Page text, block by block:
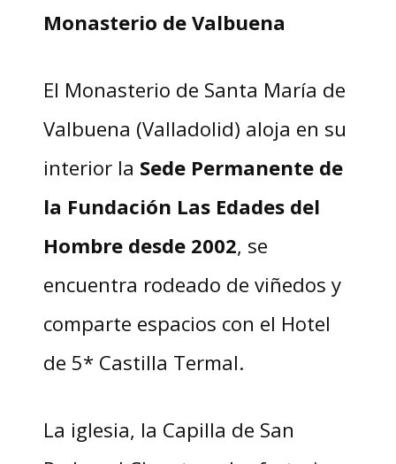
Monasterio de Valbuena
El Monasterio de Santa María de
Valbuena (Valladolid) aloja en su
interior la Sede Permanente de
la Fundación Las Edades del
Hombre desde 2002, se
encuentra rodeado de viñedos y
comparte espacios con el Hotel
de 5* Castilla Termal.
La iglesia, la Capilla de San